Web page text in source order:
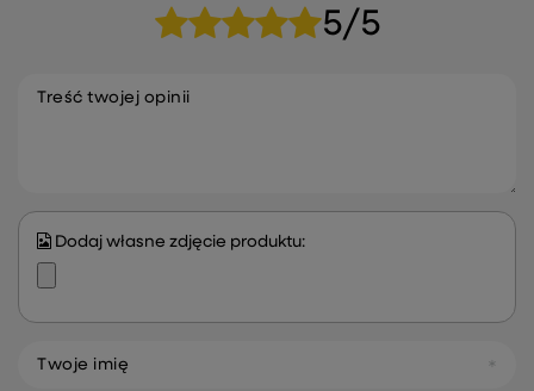
5/5
Treść twojej opinii
Dodaj własne zdjęcie produktu:
Twoje imię